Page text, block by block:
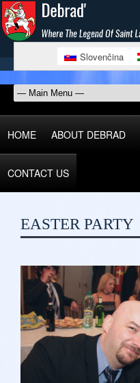
Slovenčina
HOME ABOUT DEBRAD
CONTACT US
EASTER PARTY